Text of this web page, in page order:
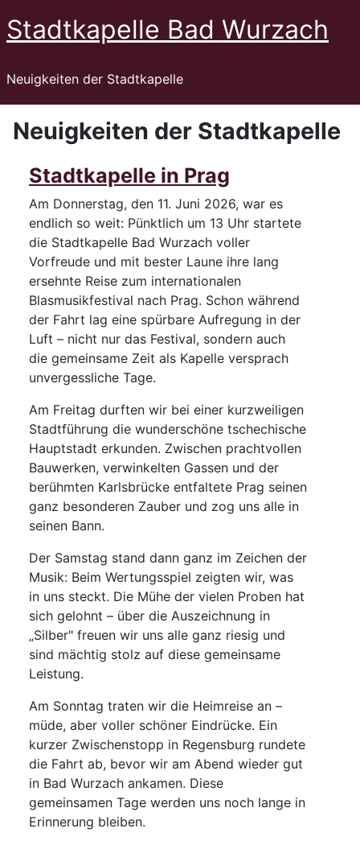
Stadtkapelle Bad Wurzach
Neuigkeiten der Stadtkapelle
Neuigkeiten der Stadtkapelle
Stadtkapelle in Prag
Am Donnerstag, den 11. Juni 2026, war es
endlich so weit: Pünktlich um 13 Uhr startete
die Stadtkapelle Bad Wurzach voller
Vorfreude und mit bester Laune ihre lang
ersehnte Reise zum internationalen
Blasmusikfestival nach Prag. Schon während
der Fahrt lag eine spürbare Aufregung in der
Luft – nicht nur das Festival, sondern auch
die gemeinsame Zeit als Kapelle versprach
unvergessliche Tage.
Am Freitag durften wir bei einer kurzweiligen
Stadtführung die wunderschöne tschechische
Hauptstadt erkunden. Zwischen prachtvollen
Bauwerken, verwinkelten Gassen und der
berühmten Karlsbrücke entfaltete Prag seinen
ganz besonderen Zauber und zog uns alle in
seinen Bann.
Der Samstag stand dann ganz im Zeichen der
Musik: Beim Wertungsspiel zeigten wir, was
in uns steckt. Die Mühe der vielen Proben hat
sich gelohnt – über die Auszeichnung in
„Silber" freuen wir uns alle ganz riesig und
sind mächtig stolz auf diese gemeinsame
Leistung.
Am Sonntag traten wir die Heimreise an –
müde, aber voller schöner Eindrücke. Ein
kurzer Zwischenstopp in Regensburg rundete
die Fahrt ab, bevor wir am Abend wieder gut
in Bad Wurzach ankamen. Diese
gemeinsamen Tage werden uns noch lange in
Erinnerung bleiben.